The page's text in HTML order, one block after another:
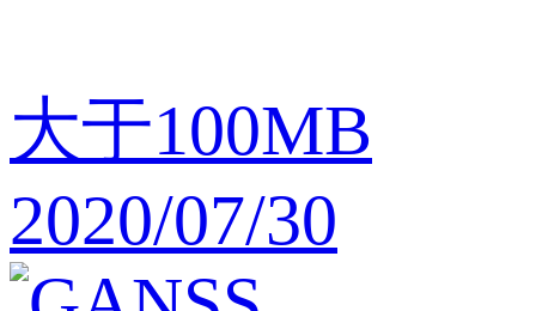
大于100MB
2020/07/30